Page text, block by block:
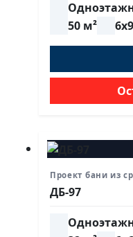
50 м²
6х9
Проект бани из
ДБ-97